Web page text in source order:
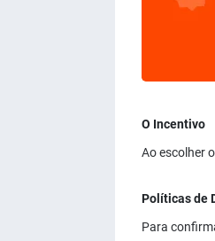
O Incentivo
Ao escolher
Políticas de
Para